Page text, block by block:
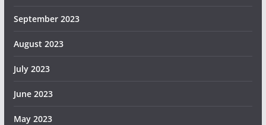
September 2023
August 2023
July 2023
June 2023
May 2023